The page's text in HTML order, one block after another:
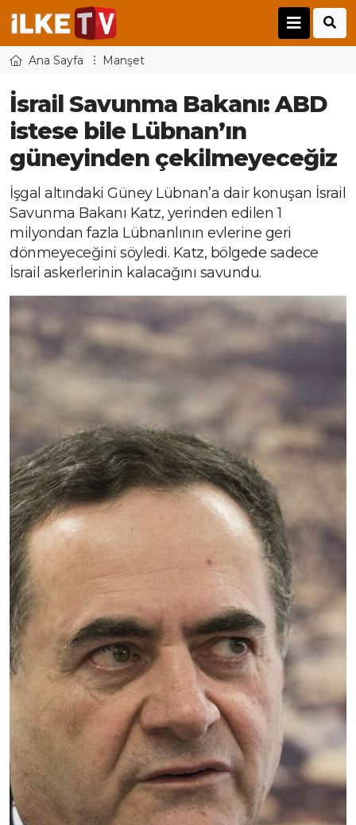
Ana Sayfa Manşet
İsrail Savunma Bakanı: ABD
istese bile Lübnan’ın
güneyinden çekilmeyeceğiz
İşgal altındaki Güney Lübnan’a dair konuşan İsrail
Savunma Bakanı Katz, yerinden edilen 1
milyondan fazla Lübnanlının evlerine geri
dönmeyeceğini söyledi. Katz, bölgede sadece
İsrail askerlerinin kalacağını savundu.